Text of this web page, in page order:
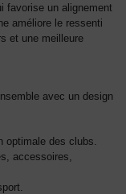
favorise un alignement
améliore le ressenti
et une meilleure
avec un design
optimale des clubs.
accessoires,